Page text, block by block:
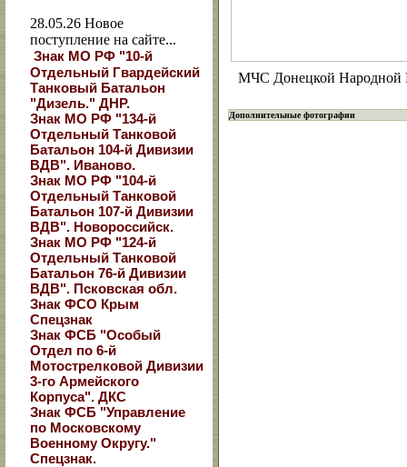
28.05.26 Новое
поступление на сайте...
Знак МО РФ "10-й
Отдельный Гвардейский
Танковый Батальон
"Дизель." ДНР.
Знак МО РФ "134-й
Отдельный Танковой
Батальон 104-й Дивизии
ВДВ". Иваново.
Знак МО РФ "104-й
Отдельный Танковой
Батальон 107-й Дивизии
ВДВ". Новороссийск.
Знак МО РФ "124-й
Отдельный Танковой
Батальон 76-й Дивизии
ВДВ". Псковская обл.
Знак ФСО Крым
Спецзнак
Знак ФСБ "Особый
Отдел по 6-й
Мотострелковой Дивизии
3-го Армейского
Корпуса". ДКС
Знак ФСБ "Управление
по Московскому
Военному Округу."
Спецзнак.
МЧС Донецкой Народной
Дополнительные фотографии